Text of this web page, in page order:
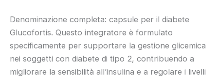
Denominazione completa: capsule per il diabete
Glucofortis. Questo integratore è formulato
specificamente per supportare la gestione glicemica
nei soggetti con diabete di tipo 2, contribuendo a
migliorare la sensibilità all’insulina e a regolare i livelli